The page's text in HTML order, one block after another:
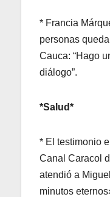
* Francia
personas
Cauca: “Hago
diálogo”.
*Salud*
* El testimonio
Canal Caracol
atendió a
minutos